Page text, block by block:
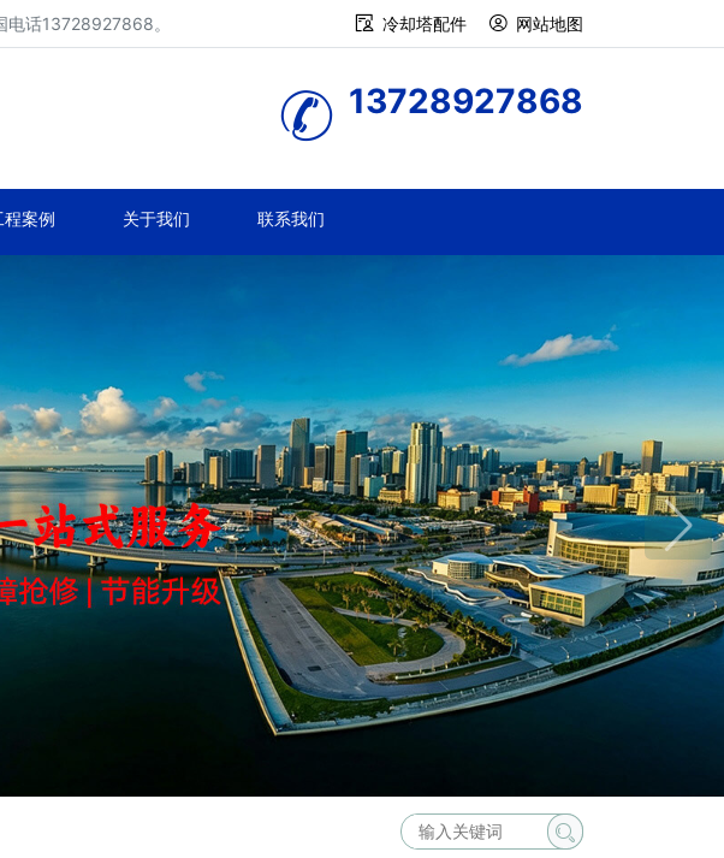
电话13728927868。 冷却塔配件 网站地图
13728927868
程案例 关于我们 联系我们